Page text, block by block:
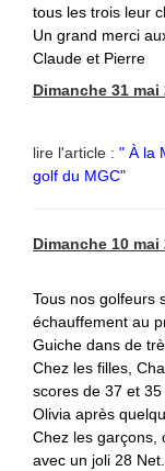
tous les trois leur
Un grand merci
Claude et Pierre
Dimanche 31
lire l'article : " À la
golf du MGC"
Dimanche 10
Tous nos golfeurs
échauffement au
Guiche dans de
Chez les filles,
scores de 37 et
Olivia après
Chez les garçons,
avec un joli 28